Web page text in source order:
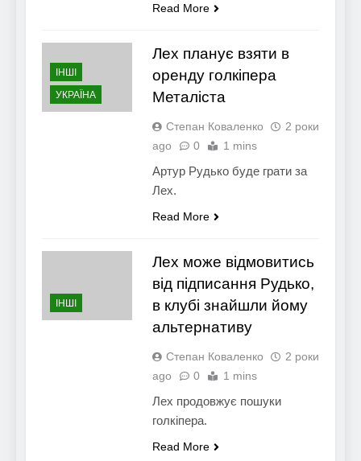
Read More
ІНШІ
УКРАЇНА
Лех планує взяти в
оренду голкіпера
Металіста
Степан Коваленко
2 роки
ago
0 1 mins
Артур Рудько буде грати за
Лех.
Read More
ІНШІ
Лех може відмовитись
від підписання Рудько,
в клубі знайшли йому
альтернативу
Степан Коваленко
2 роки
ago
0 1 mins
Лех продовжує пошуки
голкіпера.
Read More